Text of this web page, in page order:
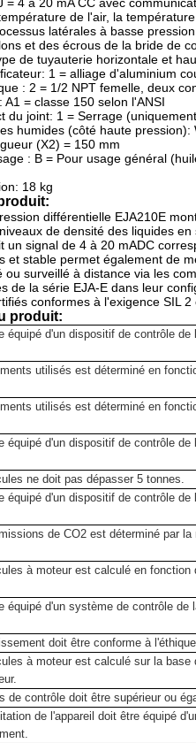
de l'air, la
latérales à basse
et des écrous de la bride de
de tuyauterie horizontale et
1 = alliage d'aluminium
: 2 = 1/2 NPT femelle, deux
A1 = classe 150 selon l'ANSI
du joint: 1 = Serrage
humides (côté haute
(X2) = 150 mm
: B = Pour usage général
18 kg
différentielle EJA210E
de densité des liquides en
un signal de 4 à 20 mADC
et stable permet également de
ou surveillé à distance via les
de la série EJA-E dans leur
conformes à l'exigence SIL 2
produit:
équipé d'un dispositif de contrôle de
utilisés est déterminé en
utilisés est déterminé en
équipé d'un dispositif de contrôle de
ne doit pas dépasser 5 tonnes.
équipé d'un dispositif de contrôle de
de CO2 est déterminé par la
à moteur est calculé en fonction
équipé d'un système de contrôle de
doit être conforme à
à moteur est calculé sur la base
de contrôle doit être supérieur ou
de l'appareil doit être équipé